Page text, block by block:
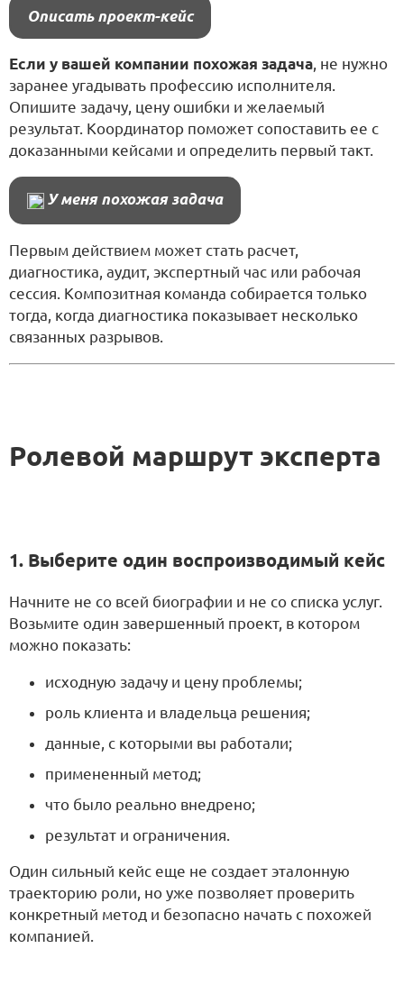
Описать проект-кейс
Если у вашей компании похожая задача, не нужно
заранее угадывать профессию исполнителя.
Опишите задачу, цену ошибки и желаемый
результат. Координатор поможет сопоставить ее с
доказанными кейсами и определить первый такт.
У меня похожая задача
Первым действием может стать расчет,
диагностика, аудит, экспертный час или рабочая
сессия. Композитная команда собирается только
тогда, когда диагностика показывает несколько
связанных разрывов.
Ролевой маршрут эксперта
1. Выберите один воспроизводимый кейс
Начните не со всей биографии и не со списка услуг.
Возьмите один завершенный проект, в котором
можно показать:
исходную задачу и цену проблемы;
роль клиента и владельца решения;
данные, с которыми вы работали;
примененный метод;
что было реально внедрено;
результат и ограничения.
Один сильный кейс еще не создает эталонную
траекторию роли, но уже позволяет проверить
конкретный метод и безопасно начать с похожей
компанией.